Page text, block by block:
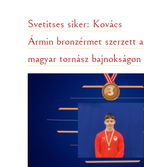
Svetitses siker: Kovács
Ármin bronzérmet szerzett a
magyar tornász bajnokságon